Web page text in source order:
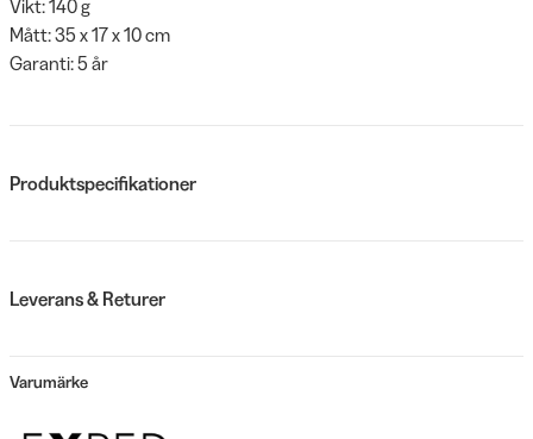
Vikt: 140 g
Mått: 35 x 17 x 10 cm
Garanti: 5 år
Produktspecifikationer
Leverans & Returer
Varumärke